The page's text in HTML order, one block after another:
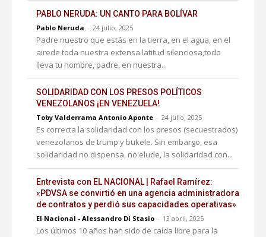
PABLO NERUDA: UN CANTO PARA BOLÍVAR
Pablo Neruda - 24 julio, 2025
Padre nuestro que estás en la tierra, en el agua, en el
airede toda nuestra extensa latitud silenciosa,todo
lleva tu nombre, padre, en nuestra...
SOLIDARIDAD CON LOS PRESOS POLÍTICOS
VENEZOLANOS ¡EN VENEZUELA!
Toby Valderrama Antonio Aponte - 24 julio, 2025
Es correcta la solidaridad con los presos (secuestrados)
venezolanos de trump y bukele. Sin embargo, esa
solidaridad no dispensa, no elude, la solidaridad con...
Entrevista con EL NACIONAL | Rafael Ramírez:
«PDVSA se convirtió en una agencia administradora
de contratos y perdió sus capacidades operativas»
El Nacional - Alessandro Di Stasio - 13 abril, 2025
Los últimos 10 años han sido de caída libre para la